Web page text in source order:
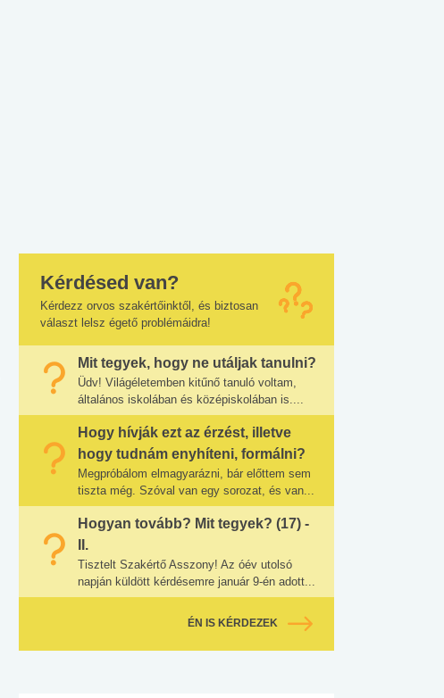
Kérdésed van?
Kérdezz orvos szakértőinktől, és biztosan
választ lelsz égető problémáidra!
Mit tegyek, hogy ne utáljak tanulni?
Üdv! Világéletemben kitűnő tanuló voltam,
általános iskolában és középiskolában is....
Hogy hívják ezt az érzést, illetve
hogy tudnám enyhíteni, formálni?
Megpróbálom elmagyarázni, bár előttem sem
tiszta még. Szóval van egy sorozat, és van...
Hogyan tovább? Mit tegyek? (17) -
II.
Tisztelt Szakértő Asszony! Az óév utolsó
napján küldött kérdésemre január 9-én adott...
ÉN IS KÉRDEZEK